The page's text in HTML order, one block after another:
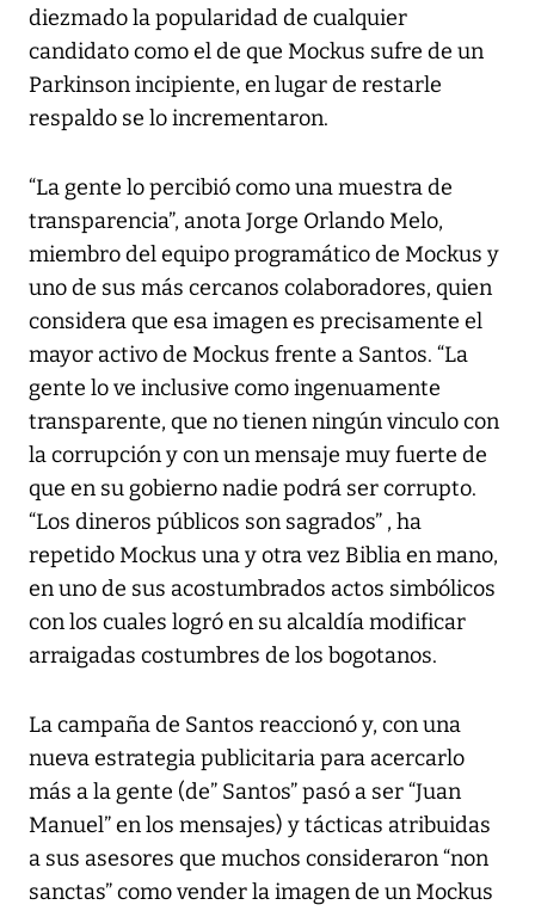
diezmado la popularidad de cualquier
candidato como el de que Mockus sufre de un
Parkinson incipiente, en lugar de restarle
respaldo se lo incrementaron.
“La gente lo percibió como una muestra de
transparencia”, anota Jorge Orlando Melo,
miembro del equipo programático de Mockus y
uno de sus más cercanos colaboradores, quien
considera que esa imagen es precisamente el
mayor activo de Mockus frente a Santos. “La
gente lo ve inclusive como ingenuamente
transparente, que no tienen ningún vinculo con
la corrupción y con un mensaje muy fuerte de
que en su gobierno nadie podrá ser corrupto.
“Los dineros públicos son sagrados” , ha
repetido Mockus una y otra vez Biblia en mano,
en uno de sus acostumbrados actos simbólicos
con los cuales logró en su alcaldía modificar
arraigadas costumbres de los bogotanos.
La campaña de Santos reaccionó y, con una
nueva estrategia publicitaria para acercarlo
más a la gente (de” Santos” pasó a ser “Juan
Manuel” en los mensajes) y tácticas atribuidas
a sus asesores que muchos consideraron “non
sanctas” como vender la imagen de un Mockus